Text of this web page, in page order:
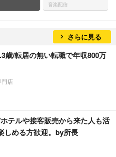
音楽配信
さらに見る
歳/転居の無い転職で年収800万
門店
テルや接客販売から来た人も活
しめる方歓迎。by所長